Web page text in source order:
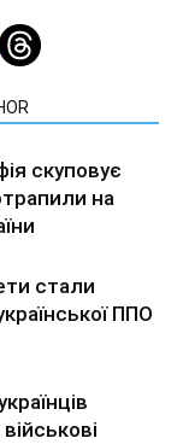
скуповує
на
стали
ППО